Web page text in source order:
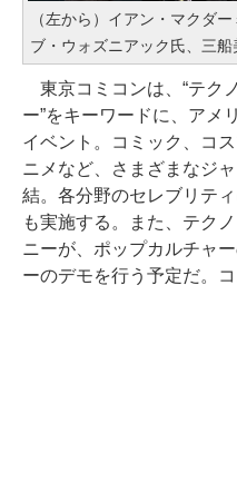
（左から）イアン・マクダ
ブ・ウォズニアック氏、三
東京コミコンは、“テク
ー”をキーワードに、アメ
イベント。コミック、コ
ニメなど、さまざまなジ
結。各分野のセレブリテ
も実施する。また、テク
ニーが、ポップカルチャ
ーのデモを行う予定だ。